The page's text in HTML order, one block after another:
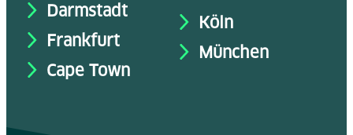
Darmstadt
Frankfurt
Cape Town
Köln
München